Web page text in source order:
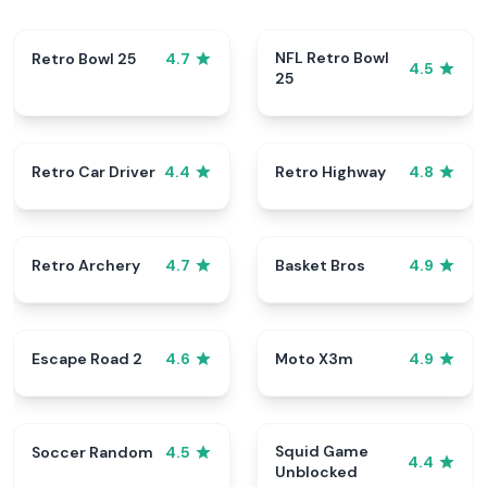
Retro Bowl 25 4.7
NFL Retro Bowl
25
4.5
Retro Car Driver 4.4 Retro Highway 4.8
Retro Archery 4.7 Basket Bros 4.9
Escape Road 2 4.6 Moto X3m 4.9
Soccer Random 4.5
Squid Game
Unblocked
4.4